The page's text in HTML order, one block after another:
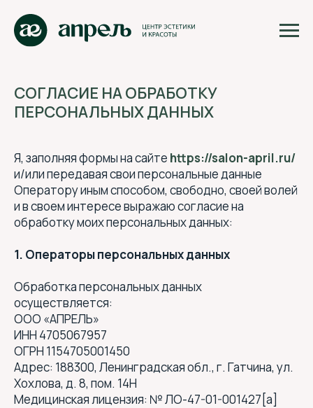
СОГЛАСИЕ НА ОБРАБОТКУ
ПЕРСОНАЛЬНЫХ ДАННЫХ
Я, заполняя формы на сайте https://salon-april.ru/
и/или передавая свои персональные данные
Оператору иным способом, свободно, своей волей
и в своем интересе выражаю согласие на
обработку моих персональных данных:
1. Операторы персональных данных
Обработка персональных данных
осуществляется:
ООО «АПРЕЛЬ»
ИНН 4705067957
ОГРН 1154705001450
Адрес: 188300, Ленинградская обл., г. Гатчина, ул.
Хохлова, д. 8, пом. 14Н
Медицинская лицензия: № ЛО-47-01-001427[a]